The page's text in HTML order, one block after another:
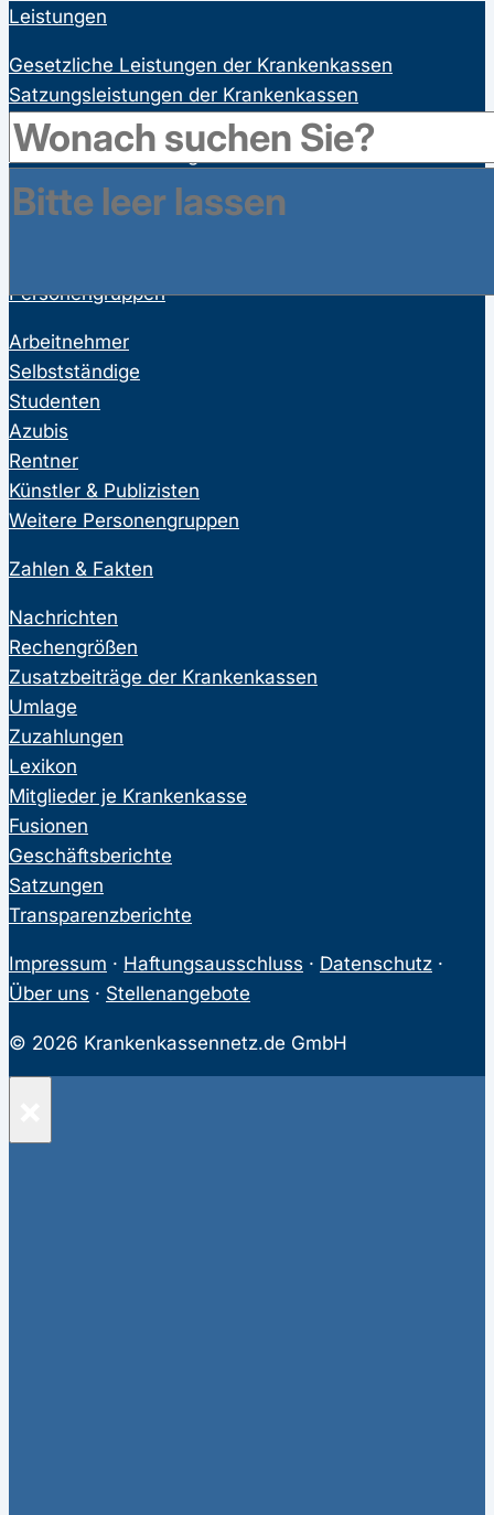
Leistungen
Gesetzliche Leistungen der Krankenkassen
Satzungsleistungen der Krankenkassen
Ausgeschlossene Leistungen
Familienversicherung
Bonusprogramme
Wahltarife
Personengruppen
Arbeitnehmer
Selbstständige
Studenten
Azubis
Rentner
Künstler & Publizisten
Weitere Personengruppen
Zahlen & Fakten
Nachrichten
Rechengrößen
Zusatzbeiträge der Krankenkassen
Umlage
Zuzahlungen
Lexikon
Mitglieder je Krankenkasse
Fusionen
Geschäftsberichte
Satzungen
Transparenzberichte
Impressum · Haftungsausschluss · Datenschutz ·
Über uns · Stellenangebote
© 2026 Krankenkassennetz.de GmbH